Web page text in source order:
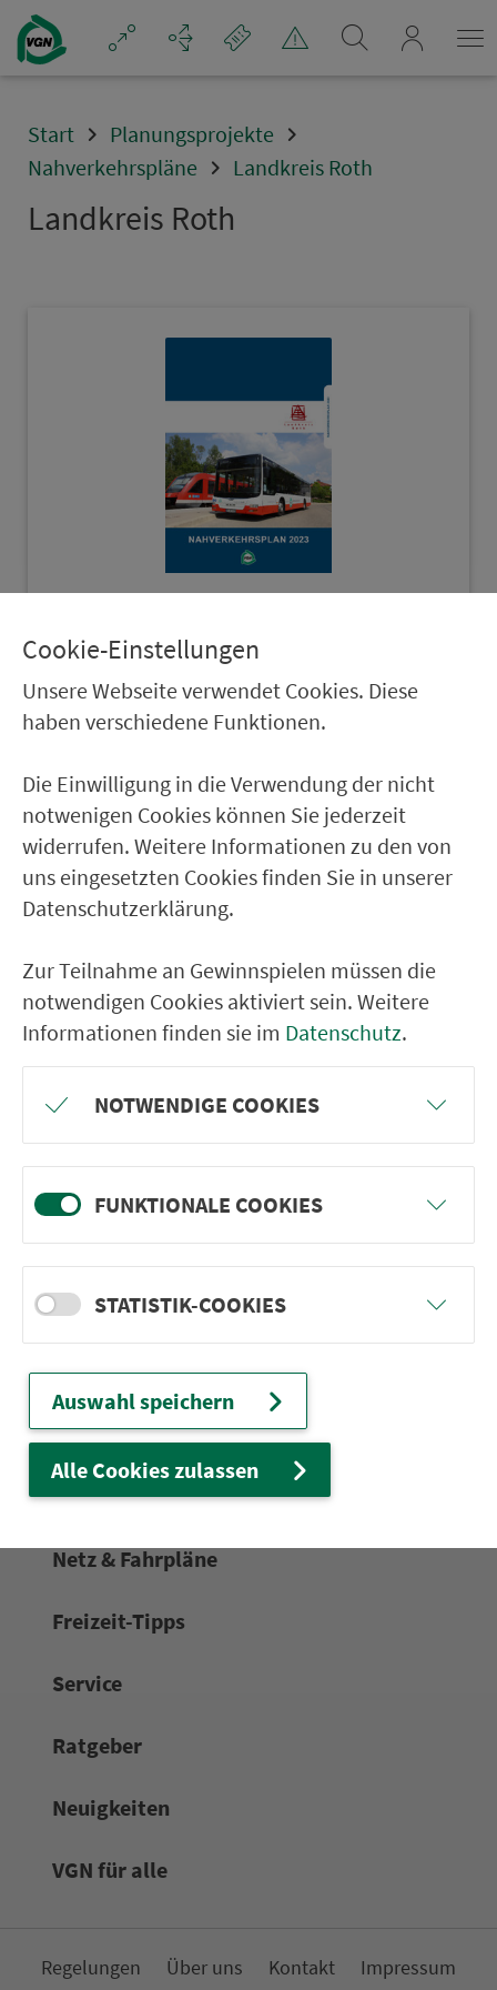
Navigation überspringen
Start
Planungsprojekte
Nahverkehrspläne
Landkreis Roth
Land­kreis Roth
Nah­ver­kehrsplan 2023
Nah­ver­kehrsplan für den Land­kreis Roth.
Ver­kehrs­ver­bund Groß­raum
22.000 Qua­drat­ki­lo­me­ter. 130 Ver­kehrs­un­
ter­neh­men. 1.100 Linien. Eine Fahr­kar­te.
Ver­bin­dungen
Abfahrten
Tickets & Preise
Fahr­plan­ände­rungen
Wir sind für Sie da:
24h-Ser­vice­te­le­fon:
0911 27075-99
Zum Kon­taktformular
Netz & Fahrpläne
Frei­zeit-Tipps
Service
Rat­ge­ber
Neuigkeiten
VGN für alle
Re­ge­lungen Über uns Kon­takt Impressum
Cookie-Einstellungen
Unsere Webseite verwendet Cookies. Diese
haben verschiedene Funktionen.
Die Einwilligung in die Verwendung der nicht
notwenigen Cookies können Sie jederzeit
widerrufen. Weitere Informationen zu den von
uns eingesetzten Cookies finden Sie in unserer
Datenschutzerklärung.
Zur Teilnahme an Gewinnspielen müssen die
notwendigen Cookies aktiviert sein. Weitere
Informationen finden sie im Datenschutz.
NOTWENDIGE COOKIES
FUNKTIONALE COOKIES
STATISTIK-COOKIES
Auswahl speichern
Alle Cookies zulassen